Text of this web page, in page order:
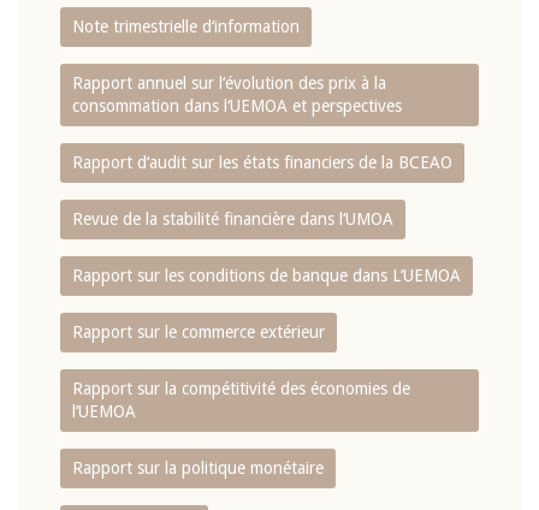
Note trimestrielle d‘information
Rapport annuel sur l‘évolution des prix à la
consommation dans l‘UEMOA et perspectives
Rapport d‘audit sur les états financiers de la BCEAO
Revue de la stabilité financière dans l‘UMOA
Rapport sur les conditions de banque dans L‘UEMOA
Rapport sur le commerce extérieur
Rapport sur la compétitivité des économies de
l‘UEMOA
Rapport sur la politique monétaire